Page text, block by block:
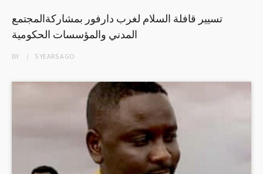
تسيير قافلة السلام لغرب دارفور بمشاركةالمجتمع
المدني والمؤسسات الحكومية
BY 5 YEARSAGO